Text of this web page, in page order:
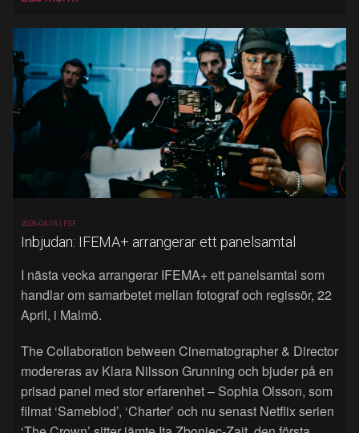
2026-04-16 | FSF
Inbjudan: IFEMA+ arrangerar ett panelsamtal
I nästa vecka arrangerar IFEMA+ ett panelsamtal som
handlar om samarbetet mellan fotograf och regissör, 22
April, i Malmö.
The Collaboration between Cinematographer & Director
modereras av Klara Nilsson Grunning och bjuder på en
prisad panel med stor erfarenhet – Sophia Olsson, som
filmat ‘Sameblod’, ‘Charter’ och nu senast Netflix serien